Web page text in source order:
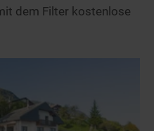
dem Filter kostenlose